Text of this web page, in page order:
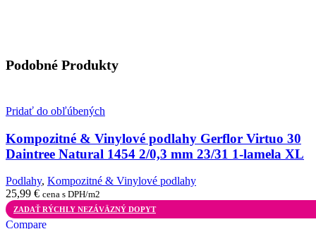
Podobné Produkty
Pridať do obľúbených
Kompozitné & Vinylové podlahy Gerflor Virtuo 30
Daintree Natural 1454 2/0,3 mm 23/31 1-lamela XL
Podlahy, Kompozitné & Vinylové podlahy
25,99 € cena s DPH/m2
ZADAŤ RÝCHLY NEZÁVÄZNÝ DOPYT
Compare